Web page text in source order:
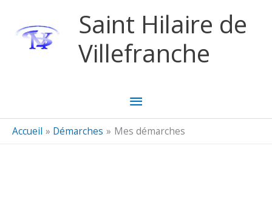
Saint Hilaire de
Villefranche
Menu
principal
Accueil Démarches Mes démarches